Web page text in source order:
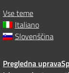
Vse teme
Italiano
Slovenščina
Pregledna uprava